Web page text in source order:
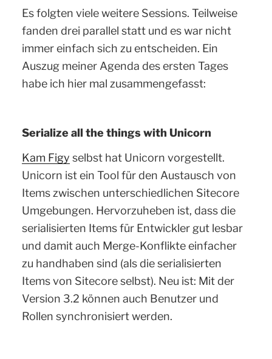
Es folgten viele weitere Sessions. Teilweise
fanden drei parallel statt und es war nicht
immer einfach sich zu entscheiden. Ein
Auszug meiner Agenda des ersten Tages
habe ich hier mal zusammengefasst:
Serialize all the things with Unicorn
Kam Figy selbst hat Unicorn vorgestellt.
Unicorn ist ein Tool für den Austausch von
Items zwischen unterschiedlichen Sitecore
Umgebungen. Hervorzuheben ist, dass die
serialisierten Items für Entwickler gut lesbar
und damit auch Merge-Konflikte einfacher
zu handhaben sind (als die serialisierten
Items von Sitecore selbst). Neu ist: Mit der
Version 3.2 können auch Benutzer und
Rollen synchronisiert werden.